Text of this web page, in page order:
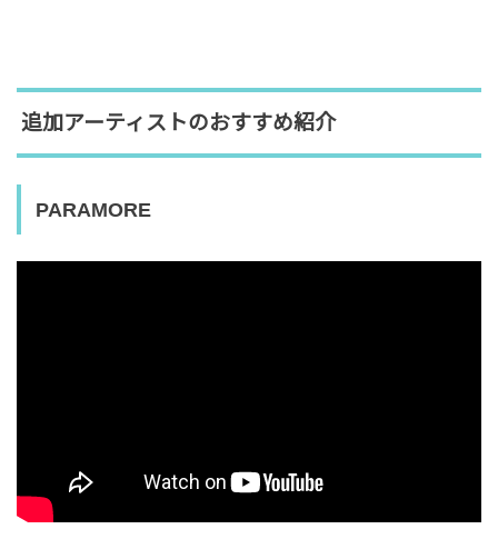
追加アーティストのおすすめ紹介
PARAMORE